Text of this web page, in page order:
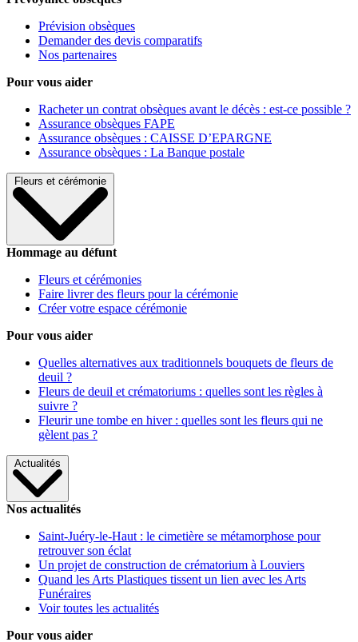
Prévision obsèques
Demander des devis comparatifs
Nos partenaires
Pour vous aider
Racheter un contrat obsèques avant le décès : est-ce possible ?
Assurance obsèques FAPE
Assurance obsèques : CAISSE D’EPARGNE
Assurance obsèques : La Banque postale
Fleurs et cérémonie
Hommage au défunt
Fleurs et cérémonies
Faire livrer des fleurs pour la cérémonie
Créer votre espace cérémonie
Pour vous aider
Quelles alternatives aux traditionnels bouquets de fleurs de
deuil ?
Fleurs de deuil et crématoriums : quelles sont les règles à
suivre ?
Fleurir une tombe en hiver : quelles sont les fleurs qui ne
gèlent pas ?
Actualités
Nos actualités
Saint-Juéry-le-Haut : le cimetière se métamorphose pour
retrouver son éclat
Un projet de construction de crématorium à Louviers
Quand les Arts Plastiques tissent un lien avec les Arts
Funéraires
Voir toutes les actualités
Pour vous aider